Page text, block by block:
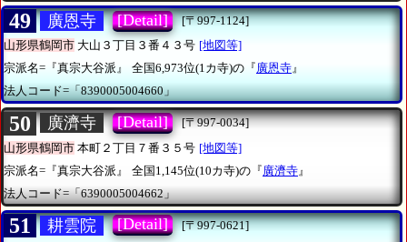
49 廣恩寺 [Detail]
[〒997-1124]
山形県鶴岡市 大山３丁目３番４３号 [地図等]
宗派名=『真宗大谷派』
全国6,973位(1カ寺)の『廣恩寺』
法人コード=「8390005004660」
50 廣濟寺 [Detail]
[〒997-0034]
山形県鶴岡市 本町２丁目７番３５号 [地図等]
宗派名=『真宗大谷派』
全国1,145位(10カ寺)の『 廣濟寺 』
法人コード=「6390005004662」
51 耕雲院 [Detail]
[〒997-0621]